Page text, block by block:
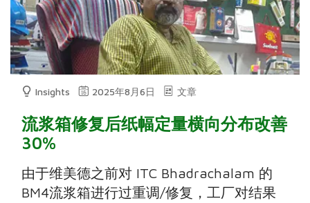
Insights 2025年8月6日 文章
流浆箱修复后纸幅定量横向分布改善
30%
由于维美德之前对 ITC Bhadrachalam 的
BM4流浆箱进行过重调/修复，工厂对结果